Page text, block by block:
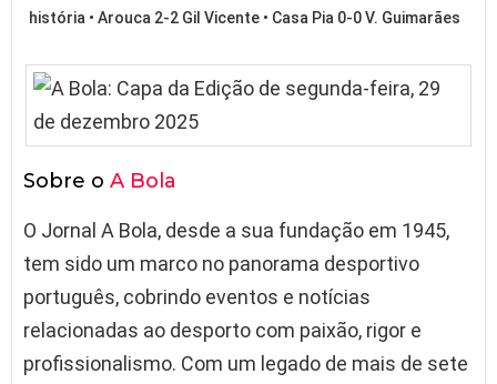
história • Arouca 2-2 Gil Vicente • Casa Pia 0-0 V. Guimarães
Sobre o A Bola
O Jornal A Bola, desde a sua fundação em 1945,
tem sido um marco no panorama desportivo
português, cobrindo eventos e notícias
relacionadas ao desporto com paixão, rigor e
profissionalismo. Com um legado de mais de sete